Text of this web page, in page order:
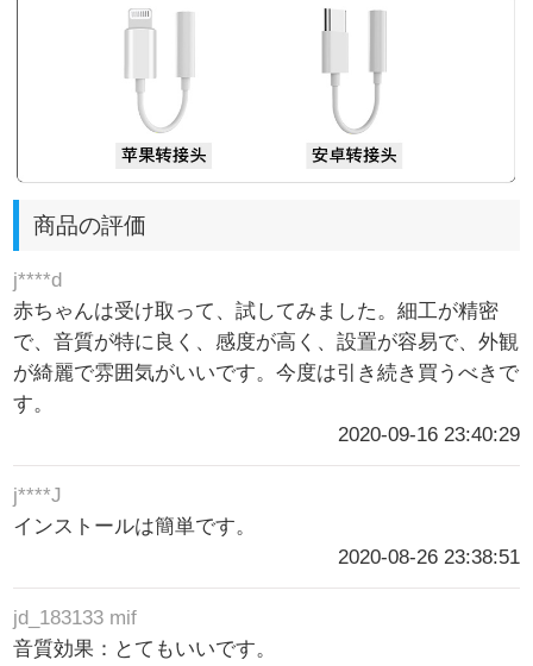
商品の評価
j****d
赤ちゃんは受け取って、試してみました。細工が精密
で、音質が特に良く、感度が高く、設置が容易で、外観
が綺麗で雰囲気がいいです。今度は引き続き買うべきで
す。
2020-09-16 23:40:29
j****J
インストールは簡単です。
2020-08-26 23:38:51
jd_183133 mif
音質効果：とてもいいです。